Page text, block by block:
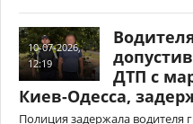
10-07-2026,
12:19
ДТП с
Киев-Одесса,
Полиция задержала водителя